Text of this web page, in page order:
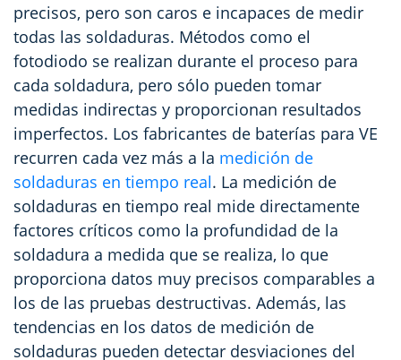
precisos, pero son caros e incapaces de medir
todas las soldaduras. Métodos como el
fotodiodo se realizan durante el proceso para
cada soldadura, pero sólo pueden tomar
medidas indirectas y proporcionan resultados
imperfectos. Los fabricantes de baterías para VE
recurren cada vez más a la medición de
soldaduras en tiempo real. La medición de
soldaduras en tiempo real mide directamente
factores críticos como la profundidad de la
soldadura a medida que se realiza, lo que
proporciona datos muy precisos comparables a
los de las pruebas destructivas. Además, las
tendencias en los datos de medición de
soldaduras pueden detectar desviaciones del